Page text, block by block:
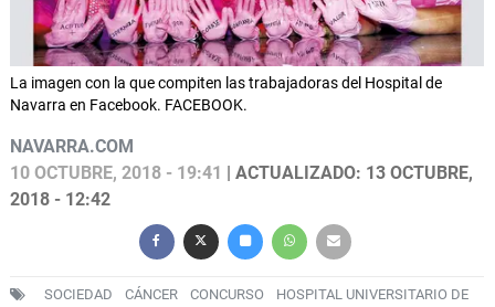
La imagen con la que compiten las trabajadoras del Hospital de
Navarra en Facebook. FACEBOOK.
NAVARRA.COM
10 OCTUBRE, 2018 - 19:41
| ACTUALIZADO: 13 OCTUBRE,
2018 - 12:42
SOCIEDAD CÁNCER CONCURSO
HOSPITAL UNIVERSITARIO DE